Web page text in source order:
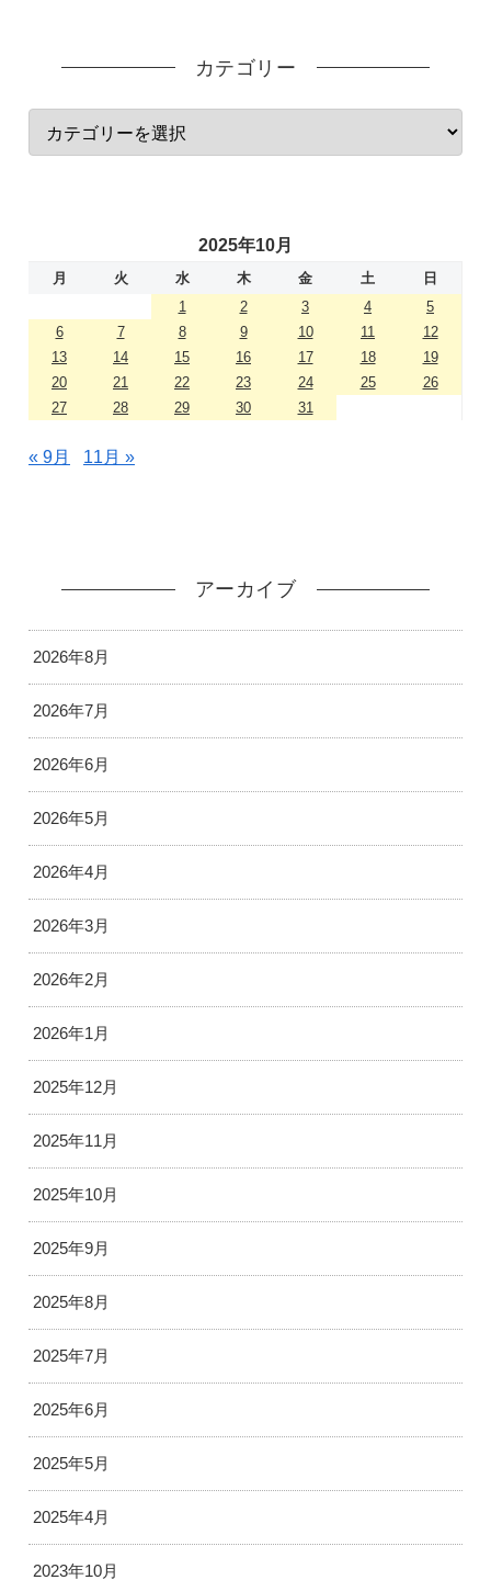
カテゴリー
2025年10月
月 火 水 木 金 土
日
1
2 3 4
5
6
7 8 9 10 11
12
13
14 15 16 17 18
19
20
21 22 23 24 25
26
27
28 29 30 31
« 9月 11月 »
アーカイブ
2026年8月
2026年7月
2026年6月
2026年5月
2026年4月
2026年3月
2026年2月
2026年1月
2025年12月
2025年11月
2025年10月
2025年9月
2025年8月
2025年7月
2025年6月
2025年5月
2025年4月
2023年10月